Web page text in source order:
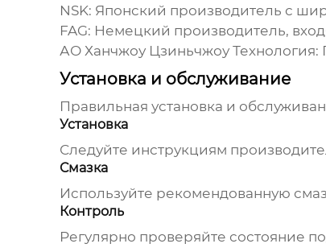
NSK: Японский производитель с
FAG: Немецкий производитель,
АО Ханчжоу Цзиньчжоу Технология:
Установка и обслуживание
Правильная установка и
Установка
Следуйте инструкциям
Смазка
Используйте рекомендованную
Контроль
Регулярно проверяйте состояние